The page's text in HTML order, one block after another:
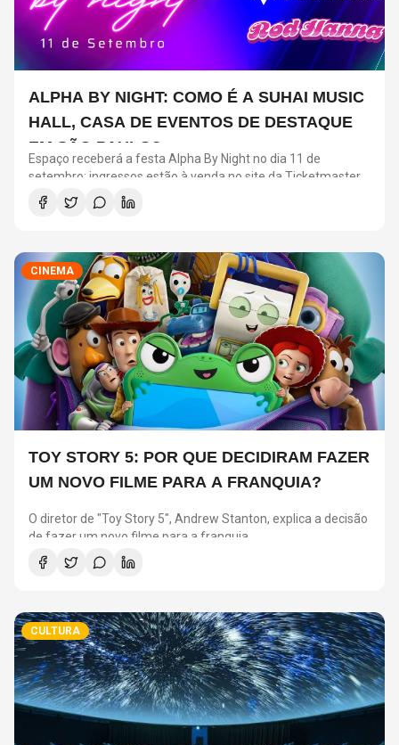
ALPHA BY NIGHT: COMO É A SUHAI MUSIC
HALL, CASA DE EVENTOS DE DESTAQUE
EM SÃO PAULO?
Espaço receberá a festa Alpha By Night no dia 11 de
setembro; ingressos estão à venda no site da Ticketmaster
Brasil
CINEMA
TOY STORY 5: POR QUE DECIDIRAM FAZER
UM NOVO FILME PARA A FRANQUIA?
O diretor de "Toy Story 5", Andrew Stanton, explica a decisão
de fazer um novo filme para a franquia.
CULTURA